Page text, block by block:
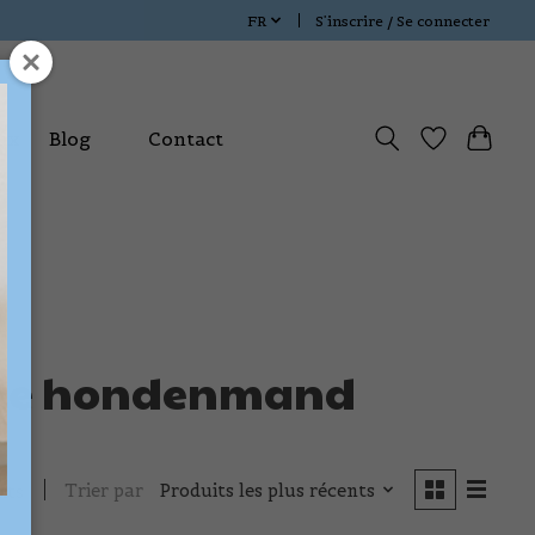
FR S’inscrire / Se connecter
Blog Contact
hondenmand
Trier par Produits les plus récents